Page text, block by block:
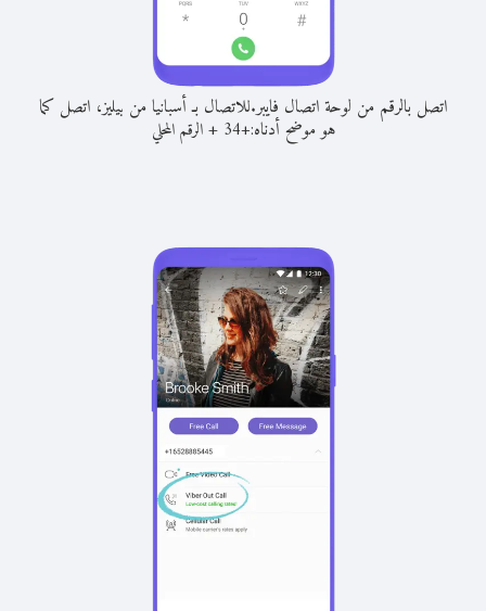
اتصل بالرقم من لوحة اتصال فايبر.للاتصال بـ أسبانيا من بيليز، اتصل كما
هو موضح أدناه:+
34
+الرقم المحلي